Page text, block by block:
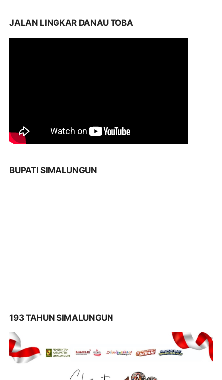
JALAN LINGKAR DANAU TOBA
BUPATI SIMALUNGUN
193 TAHUN SIMALUNGUN